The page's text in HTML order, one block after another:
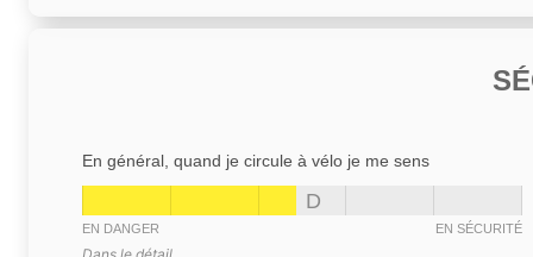
En général, quand je circule à vélo je me sens
D
EN DANGER EN SÉCURITÉ